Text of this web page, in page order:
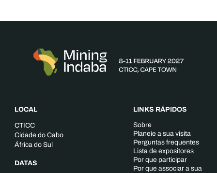
LOCAL
CTICC
Cidade do Cabo
África do Sul
DATAS
LINKS RÁPIDOS
Sobre
Planeie a sua visita
Perguntas frequentes
Lista de expositores
Por que participar
Por que associar a sua